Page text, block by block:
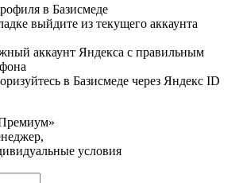
в Базисмеде
выйдите из текущего аккаунта
аккаунт Яндекса с правильным
в Базисмеде через Яндекс ID
условия